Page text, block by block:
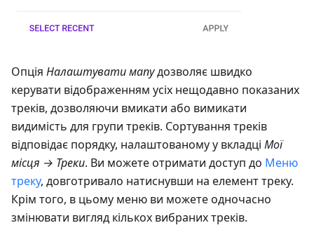
Опція Налаштувати мапудозволяє швидко
керувати відображенням усіх нещодавно показаних
треків, дозволяючи вмикати або вимикати
видимість для групи треків. Сортування треків
відповідає порядку, налаштованому у вкладці Мої
місця → Треки. Ви можете отримати доступ до Меню
треку, довготривало натиснувши на елемент треку.
Крім того, в цьому меню ви можете одночасно
змінювати вигляд кількох вибраних треків.